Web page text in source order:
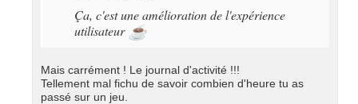
Ça, c'est une amélioration de l'expérience
utilisateur ☕
Mais carrément ! Le journal d'activité !!!
Tellement mal fichu de savoir combien d'heure tu as
passé sur un jeu.